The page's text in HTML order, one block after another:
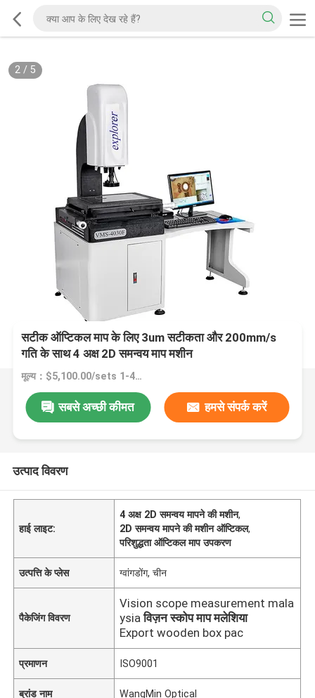
2/ 5
सटीक ऑप्टिकल माप के लिए 3um सटीकता और 200mm/s
गति के साथ 4 अक्ष 2D समन्वय माप मशीन
मूल्य：$5,100.00/sets 1-4 sets
सबसे अच्छी कीमत हमसे संपर्क करें
उत्पाद विवरण
हाई लाइट:
4 अक्ष 2D समन्वय मापने की मशीन,
2D समन्वय मापने की मशीन ऑप्टिकल,
परिशुद्धता ऑप्टिकल माप उपकरण
उत्पत्ति के प्लेस ग्वांगडोंग, चीन
पैकेजिंग विवरण
Vision scope measurement mala
ysia विज़न स्कोप माप मलेशिया
Export wooden box pac
प्रमाणन ISO9001
ब्रांड नाम WangMin Optical